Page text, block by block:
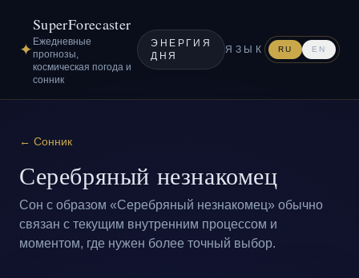
✦
SuperForecaster
Ежедневные
прогнозы,
космическая погода и
сонник
ЭНЕРГИЯ
ДНЯ
ЯЗЫК RU EN
← Сонник
Серебряный незнакомец
Сон с образом «Серебряный незнакомец» обычно
связан с текущим внутренним процессом и
моментом, где нужен более точный выбор.